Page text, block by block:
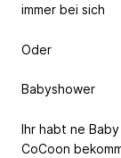
immer bei sich
Oder
Babyshower
Ihr habt ne
CoCoon